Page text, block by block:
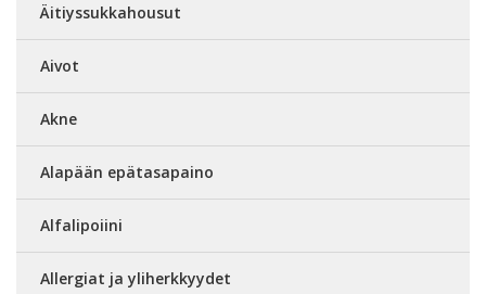
Äitiyssukkahousut
Aivot
Akne
Alapään epätasapaino
Alfalipoiini
Allergiat ja yliherkkyydet